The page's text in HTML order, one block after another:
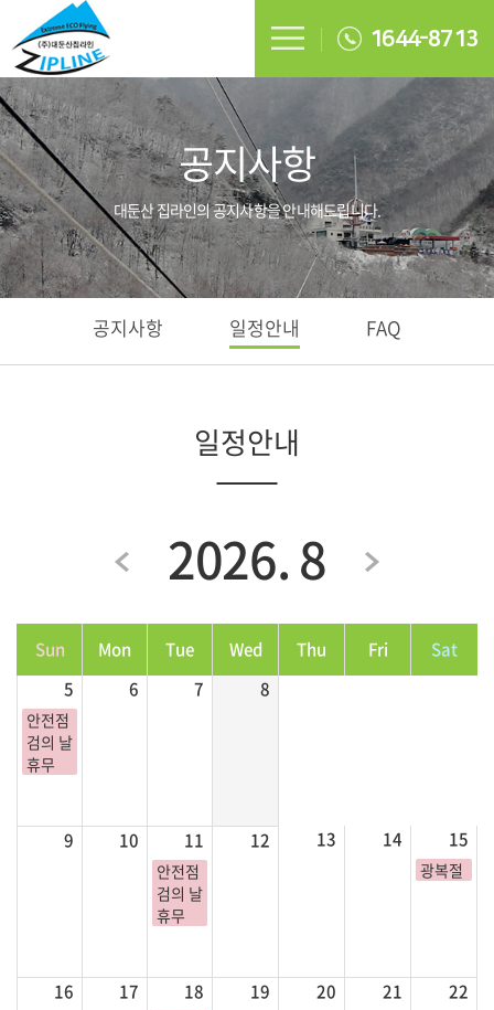
1644-8713
공지사항
대둔산 집라인의 공지사항을 안내해드립니다.
공지사항 일정안내 FAQ
일정안내
2026. 8
Sun Mon Tue Wed Thu Fri
Sat
5
안전점
검의 날
휴무
6 7 8
9 10 11
안전점
검의 날
휴무
12 13 14 15
광복절
16 17 18 19 20 21 22